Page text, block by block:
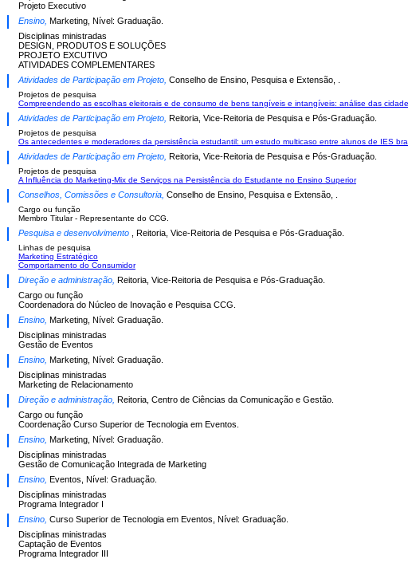
Projeto Executivo
Ensino, Marketing, Nível: Graduação.
Disciplinas ministradas
DESIGN, PRODUTOS E SOLUÇÕES
PROJETO EXCUTIVO
ATIVIDADES COMPLEMENTARES
Atividades de Participação em Projeto, Conselho de Ensino, Pesquisa e Extensão, .
Projetos de pesquisa
Compreendendo as escolhas eleitorais e de consumo de bens tangíveis e intangíveis: análise das
Atividades de Participação em Projeto, Reitoria, Vice-Reitoria de Pesquisa e Pós-Graduação.
Projetos de pesquisa
Os antecedentes e moderadores da persistência estudantil: um estudo multicaso entre alunos de IES
Atividades de Participação em Projeto, Reitoria, Vice-Reitoria de Pesquisa e Pós-Graduação.
Projetos de pesquisa
A Influência do Marketing-Mix de Serviços na Persistência do Estudante no Ensino Superior
Conselhos, Comissões e Consultoria, Conselho de Ensino, Pesquisa e Extensão, .
Cargo ou função
Membro Titular - Representante do CCG.
Pesquisa e desenvolvimento , Reitoria, Vice-Reitoria de Pesquisa e Pós-Graduação.
Linhas de pesquisa
Marketing Estratégico
Comportamento do Consumidor
Direção e administração, Reitoria, Vice-Reitoria de Pesquisa e Pós-Graduação.
Cargo ou função
Coordenadora do Núcleo de Inovação e Pesquisa CCG.
Ensino, Marketing, Nível: Graduação.
Disciplinas ministradas
Gestão de Eventos
Ensino, Marketing, Nível: Graduação.
Disciplinas ministradas
Marketing de Relacionamento
Direção e administração, Reitoria, Centro de Ciências da Comunicação e Gestão.
Cargo ou função
Coordenação Curso Superior de Tecnologia em Eventos.
Ensino, Marketing, Nível: Graduação.
Disciplinas ministradas
Gestão de Comunicação Integrada de Marketing
Ensino, Eventos, Nível: Graduação.
Disciplinas ministradas
Programa Integrador I
Ensino, Curso Superior de Tecnologia em Eventos, Nível: Graduação.
Disciplinas ministradas
Captação de Eventos
Programa Integrador III